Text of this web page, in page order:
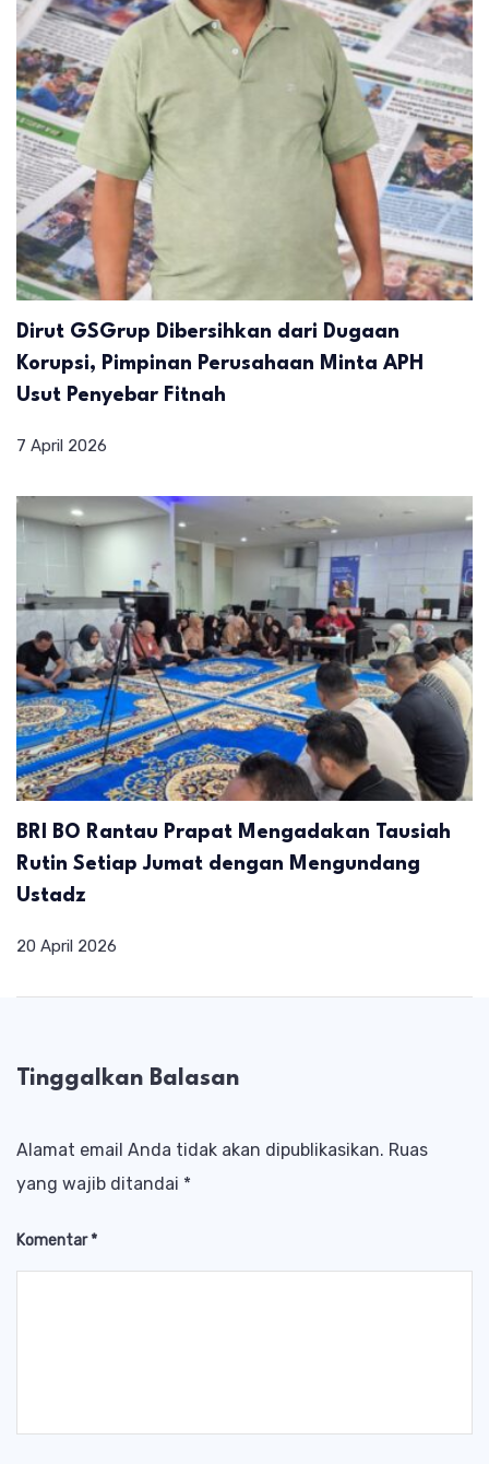
Dirut GSGrup Dibersihkan dari Dugaan
Korupsi, Pimpinan Perusahaan Minta APH
Usut Penyebar Fitnah
7 April 2026
BRI BO Rantau Prapat Mengadakan Tausiah
Rutin Setiap Jumat dengan Mengundang
Ustadz
20 April 2026
Tinggalkan Balasan
Alamat email Anda tidak akan dipublikasikan. Ruas
yang wajib ditandai *
Komentar*